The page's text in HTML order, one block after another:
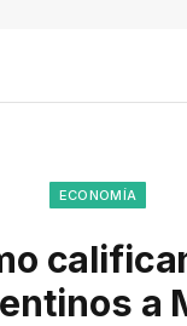
ECONOMÍA
a